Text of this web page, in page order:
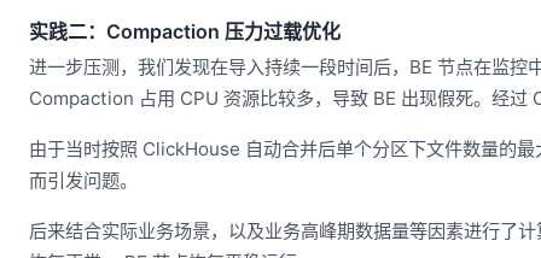
实践二：Compaction 压力过载优化
进一步压测，我们发现在导入持续一段时间后，BE 节点在监控
Compaction 占用 CPU 资源比较多，导致 BE 出现假死。经
由于当时按照 ClickHouse 自动合并后单个分区下文件数量的
而引发问题。
后来结合实际业务场景，以及业务高峰期数据量等因素进行